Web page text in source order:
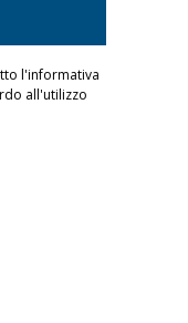
l'informativa
all'utilizzo